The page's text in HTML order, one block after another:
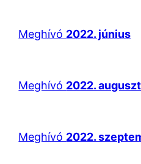
Meghívó 2022. június
Meghívó 2022.
Meghívó 2022.